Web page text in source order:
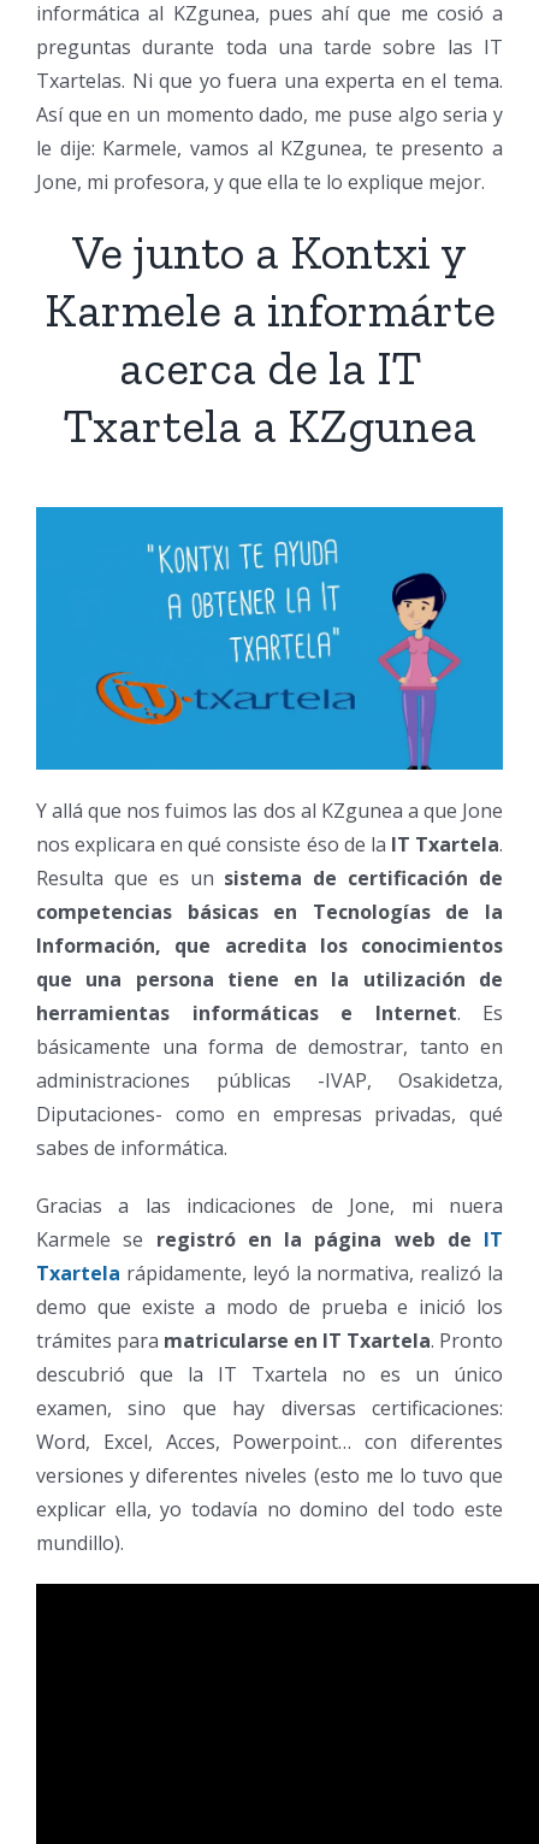
informática al KZgunea, pues ahí que me cosió a
preguntas durante toda una tarde sobre las IT
Txartelas. Ni que yo fuera una experta en el tema.
Así que en un momento dado, me puse algo seria y
le dije: Karmele, vamos al KZgunea, te presento a
Jone, mi profesora, y que ella te lo explique mejor.
Ve junto a Kontxi y
Karmele a informárte
acerca de la IT
Txartela a KZgunea
Y allá que nos fuimos las dos al KZgunea a que Jone
nos explicara en qué consiste éso de la IT Txartela.
Resulta que es un sistema de certificación de
competencias básicas en Tecnologías de la
Información, que acredita los conocimientos
que una persona tiene en la utilización de
herramientas informáticas e Internet. Es
básicamente una forma de demostrar, tanto en
administraciones públicas -IVAP, Osakidetza,
Diputaciones- como en empresas privadas, qué
sabes de informática.
Gracias a las indicaciones de Jone, mi nuera
Karmele se registró en la página web de IT
Txartela rápidamente, leyó la normativa, realizó la
demo que existe a modo de prueba e inició los
trámites para matricularse en IT Txartela. Pronto
descubrió que la IT Txartela no es un único
examen, sino que hay diversas certificaciones:
Word, Excel, Acces, Powerpoint… con diferentes
versiones y diferentes niveles (esto me lo tuvo que
explicar ella, yo todavía no domino del todo este
mundillo).